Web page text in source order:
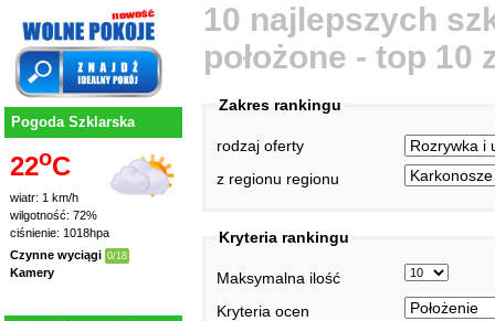
Pogoda Szklarska
22oC
wiatr: 1 km/h
wilgotność: 72%
ciśnienie: 1018hpa
Czynne wyciągi 0/18
Kamery
10 najlepszych
położone - top
Zakres rankingu
rodzaj oferty
z regionu regionu
Kryteria rankingu
Maksymalna ilość
Kryteria ocen